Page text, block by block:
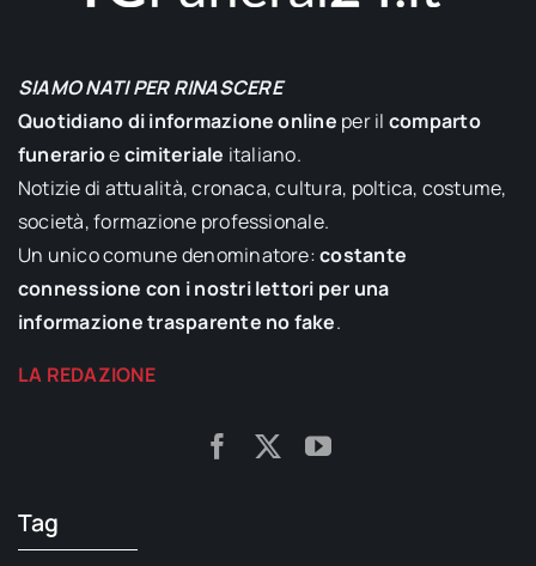
SIAMO NATI PER RINASCERE
Quotidiano di informazione online per il comparto
funerarioecimiteriale italiano.
Notizie di attualità, cronaca, cultura, poltica, costume,
società, formazione professionale.
Un unico comune denominatore:costante
connessione con i nostri lettori per una
informazione trasparente no fake.
LA REDAZIONE
Tag